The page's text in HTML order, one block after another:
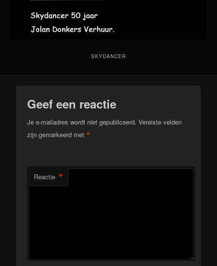
SKYDANCER
Geef een reactie
Je e-mailadres wordt niet gepubliceerd. Vereiste velden
zijn gemarkeerd met*
Reactie *